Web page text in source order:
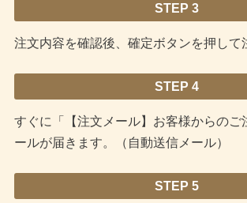
STEP 3
注文内容を確認後、確定ボタンを押して
STEP 4
すぐに「【注文メール】お客様からのご
ールが届きます。（自動送信メール）
STEP 5